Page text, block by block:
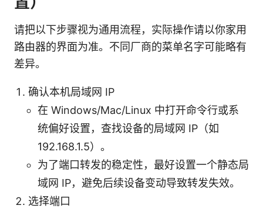
请把以下步骤视为通用流程，实际操作请以你家用
路由器的界面为准。不同厂商的菜单名字可能略有
差异。
确认本机局域网 IP
在 Windows/Mac/Linux 中打开命令行或系
统偏好设置，查找设备的局域网 IP（如
192.168.1.5）。
为了端口转发的稳定性，最好设置一个静态局
域网 IP，避免后续设备变动导致转发失效。
选择端口